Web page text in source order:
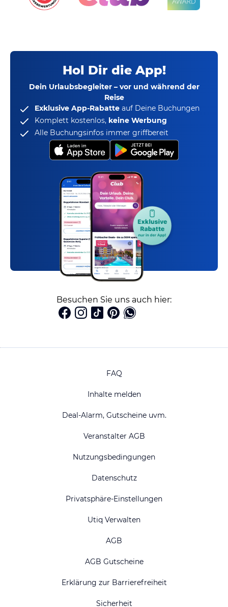
Hol Dir die App!
Dein Urlaubsbegleiter – vor und während der
Reise
Exklusive App-Rabatte auf Deine Buchungen
Komplett kostenlos, keine Werbung
Alle Buchungsinfos immer griffbereit
Besuchen Sie uns auch hier:
FAQ
Inhalte melden
Deal-Alarm, Gutscheine uvm.
Veranstalter AGB
Nutzungsbedingungen
Datenschutz
Privatsphäre-Einstellungen
Utiq Verwalten
AGB
AGB Gutscheine
Erklärung zur Barrierefreiheit
Sicherheit